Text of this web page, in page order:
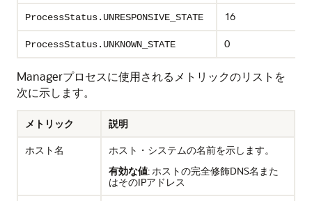
ProcessStatus.UNRESPONSIVE_STATE 16
ProcessStatus.UNKNOWN_STATE 0
Managerプロセスに使用されるメトリックのリストを
次に示します。
メトリック
説明
ホスト名
ホスト・システムの名前を示します。
有効な値: ホストの完全修飾DNS名また
はそのIPアドレス